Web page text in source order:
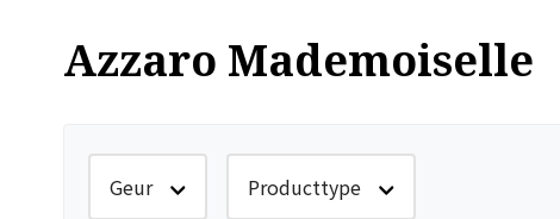
Azzaro Mademoiselle
Geur Producttype